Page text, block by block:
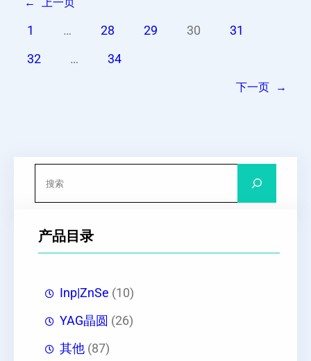
← 上一页
1 … 28 29 30 31
32 … 34
下一页 →
产品目录
Inp|ZnSe (10)
YAG晶圆 (26)
其他 (87)